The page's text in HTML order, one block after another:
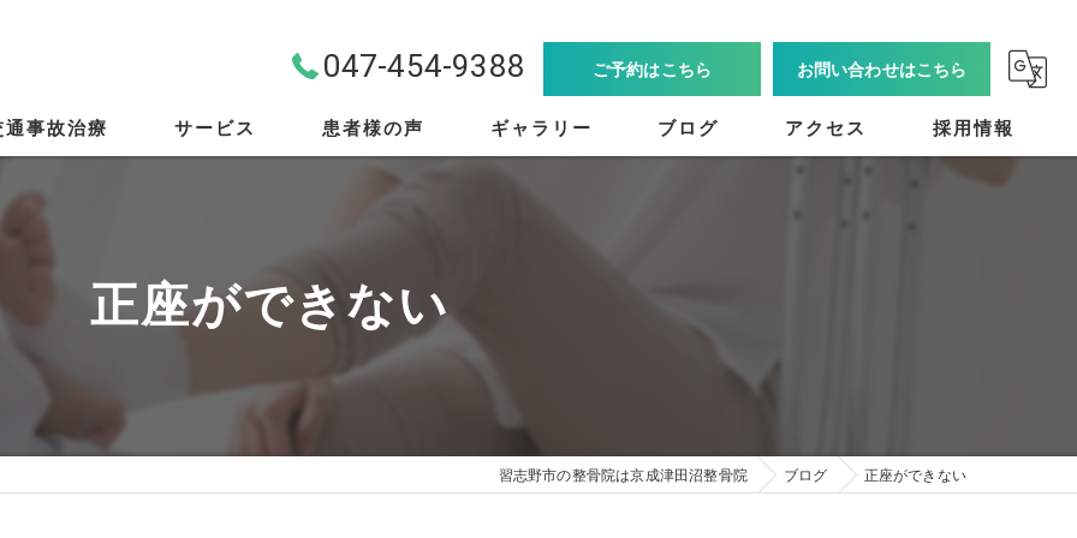
047-454-9388 ご予約はこちら お問い合わせはこちら
通事故治療 サービス
スポーツ外傷
骨盤矯正
患者様の声 ギャラリー ブログ アクセス 採用情報
正座ができない
習志野市の整骨院は京成津田沼整骨院 ブログ 正座ができない